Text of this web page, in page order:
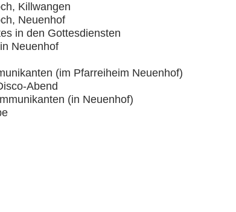
Killwangen
Neuenhof
in den Gottesdiensten
Neuenhof
(im Pfarreiheim Neuenhof)
Abend
(in Neuenhof)